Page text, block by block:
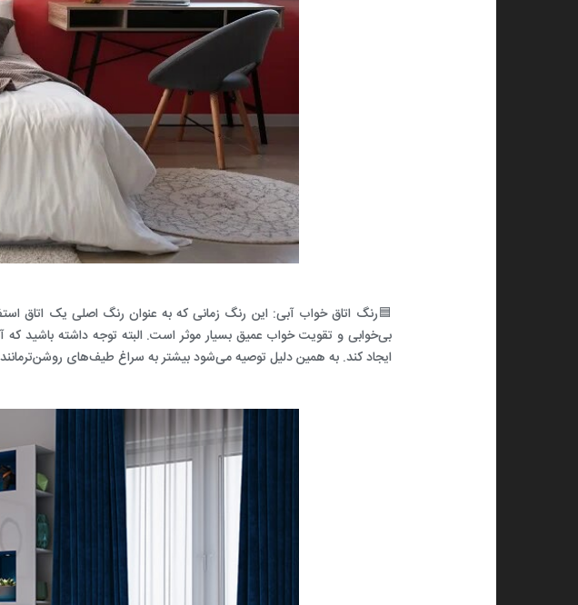
🟦رنگ اتاق خواب آبی: این رنگ زمانی که به عنوان رنگ اصلی یک اتاق
بی‌خوابی و تقویت خواب عمیق بسیار موثر است. البته توجه داشته باشید
ایجاد کند. به همین دلیل توصیه می‌شود بیشتر به سراغ طیف‌های